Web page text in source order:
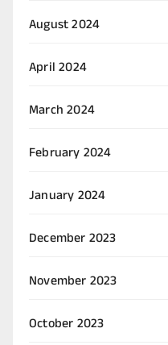
August 2024
April 2024
March 2024
February 2024
January 2024
December 2023
November 2023
October 2023